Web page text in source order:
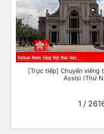
[Trực tiếp] Chuyến viếng
Assisi (Thứ
1 /